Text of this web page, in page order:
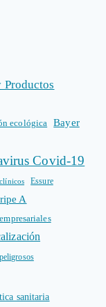
Productos
ecológica Bayer
Covid-19
Essure
A
sanitaria